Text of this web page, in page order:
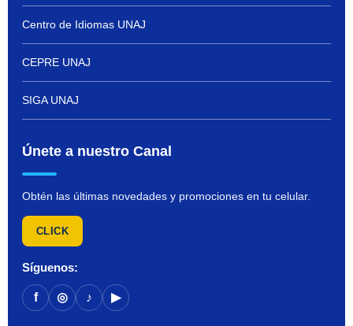
Centro de Idiomas UNAJ
CEPRE UNAJ
SIGA UNAJ
Únete a nuestro Canal
Obtén las últimas novedades y promociones en tu celular.
CLICK
Síguenos:
f ◎ ♪ ▶